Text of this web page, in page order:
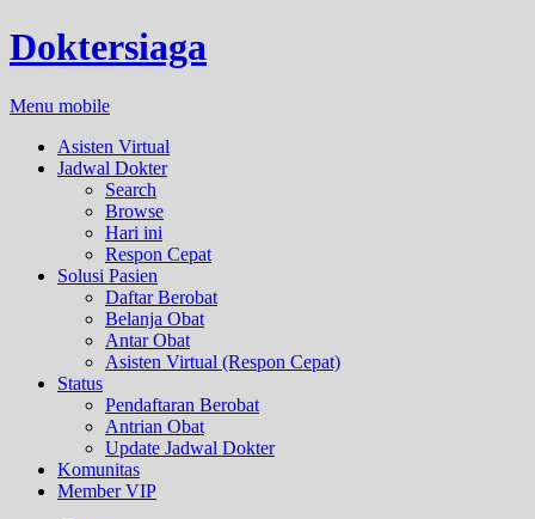
Doktersiaga
Menu mobile
Asisten Virtual
Jadwal Dokter
Search
Browse
Hari ini
Respon Cepat
Solusi Pasien
Daftar Berobat
Belanja Obat
Antar Obat
Asisten Virtual (Respon Cepat)
Status
Pendaftaran Berobat
Antrian Obat
Update Jadwal Dokter
Komunitas
Member VIP